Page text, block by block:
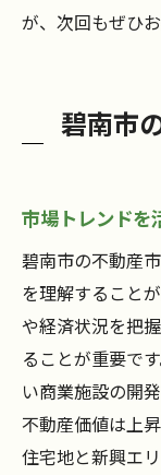
が、次回もぜひ
碧南市
市場トレンドを
碧南市の不動産
を理解すること
や経済状況を把
ることが重要で
い商業施設の開
不動産価値は上
住宅地と新興エ